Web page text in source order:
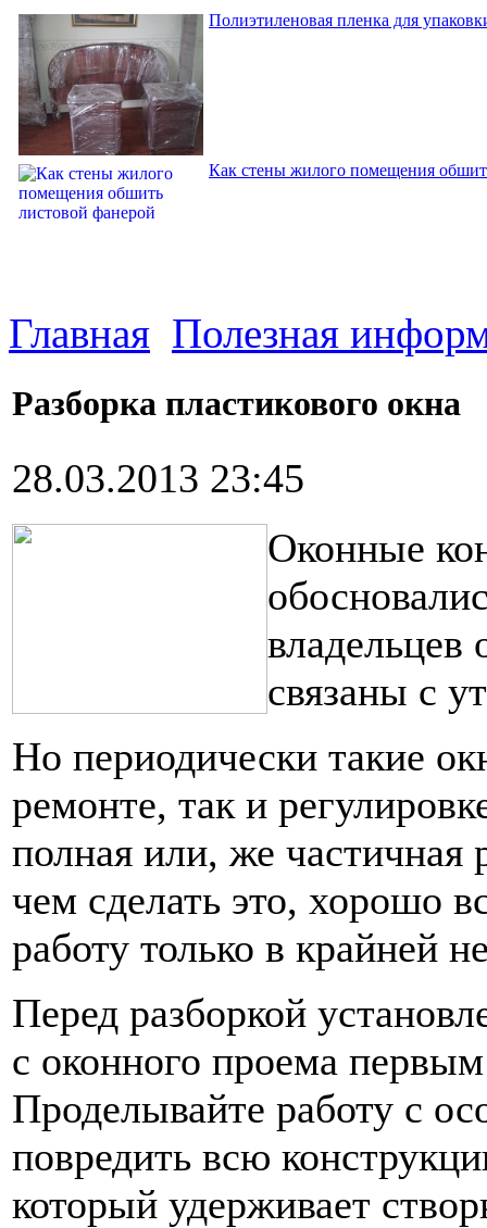
Полиэтиленовая пленка для
Как стены жилого помещения
Главная Полезная
Разборка пластикового окна
28.03.2013 23:45
Оконные
владельцев
связаны с
Но периодически такие
ремонте, так и
полная или, же частичная
чем сделать это, хорошо
работу только в крайней
Перед разборкой
с оконного проема
Проделывайте работу с
повредить всю
который удерживает